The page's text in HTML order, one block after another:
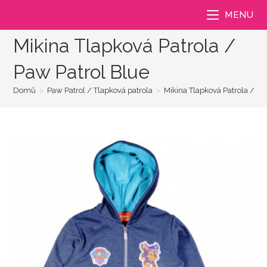
MENU
Mikina Tlapková Patrola /
Paw Patrol Blue
Domů > Paw Patrol / Tlapková patrola > Mikina Tlapková Patrola /